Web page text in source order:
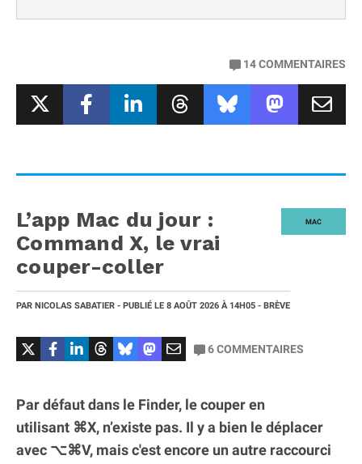
14COMMENTAIRES
MAC
L’app Mac du jour :
Command X, le vrai
couper-coller
PAR NICOLAS SABATIER - PUBLIÉ LE 8 AOÛT 2026 À 14H05 - BRÈVE
6COMMENTAIRES
Par défaut dans le Finder, le couper en
utilisant ⌘X, n’existe pas. Il y a bien le déplacer
avec ⌥⌘V, mais c'est encore un autre raccourci